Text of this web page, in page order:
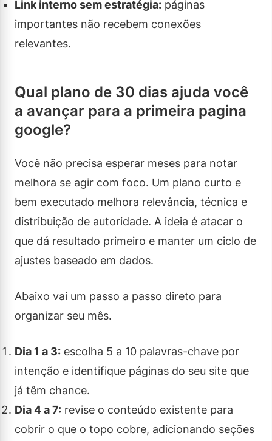
Link interno sem estratégia: páginas
importantes não recebem conexões
relevantes.
Qual plano de 30 dias ajuda você
a avançar para a primeira pagina
google?
Você não precisa esperar meses para notar
melhora se agir com foco. Um plano curto e
bem executado melhora relevância, técnica e
distribuição de autoridade. A ideia é atacar o
que dá resultado primeiro e manter um ciclo de
ajustes baseado em dados.
Abaixo vai um passo a passo direto para
organizar seu mês.
Dia 1 a 3: escolha 5 a 10 palavras-chave por
intenção e identifique páginas do seu site que
já têm chance.
Dia 4 a 7: revise o conteúdo existente para
cobrir o que o topo cobre, adicionando seções